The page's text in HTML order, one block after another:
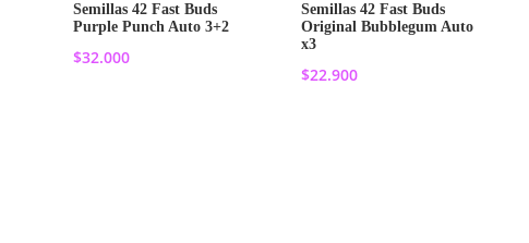
Semillas 42 Fast Buds
Purple Punch Auto 3+2
$32.000
Semillas 42 Fast Buds
Original Bubblegum Auto
x3
$22.900